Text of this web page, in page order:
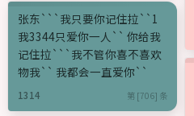
张东```我只要你记住拉``1
我3344只爱你一人`` 你给我
记住拉```我不管你喜不喜欢
物我`` 我都会一直爱你``
1314 第 [706] 条